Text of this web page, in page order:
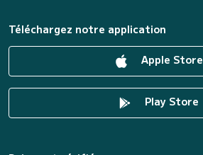
Téléchargez notre application
Apple Store
Play Store